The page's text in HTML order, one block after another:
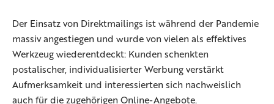
Der Einsatz von Direktmailings ist während der Pandemie
massiv angestiegen und wurde von vielen als effektives
Werkzeug wiederentdeckt: Kunden schenkten
postalischer, individualisierter Werbung verstärkt
Aufmerksamkeit und interessierten sich nachweislich
auch für die zugehörigen Online-Angebote.